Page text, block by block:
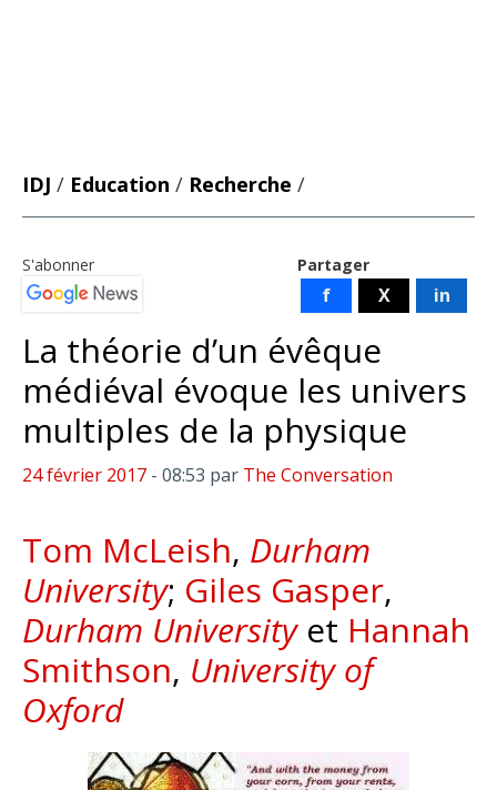
IDJ / Education / Recherche /
Partager
f X in
S'abonner
La théorie d’un évêque
médiéval évoque les univers
multiples de la physique
24 février 2017 - 08:53 par The Conversation
Tom McLeish, Durham
University; Giles Gasper,
Durham Universityet Hannah
Smithson, University of
Oxford